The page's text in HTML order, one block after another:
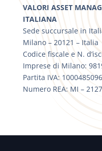
VALORI ASSET
ITALIANA
Sede succursale in
Milano – 20121 – Italia
Codice fiscale e N.
Imprese di Milano:
Partita IVA:
Numero REA: MI –